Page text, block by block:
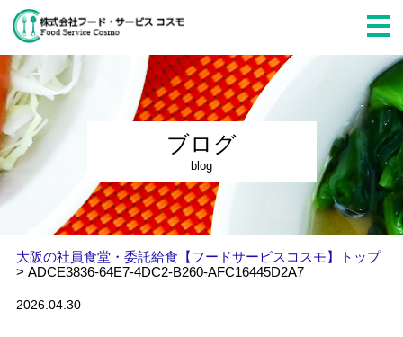
ブログ
blog
大阪の社員食堂・委託給食【フードサービスコスモ】トップ
> ADCE3836-64E7-4DC2-B260-AFC16445D2A7
2026.04.30